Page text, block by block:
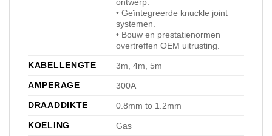
ontwerp.
• Geïntegreerde knuckle joint
systemen.
• Bouw en prestatienormen
overtreffen OEM uitrusting.
KABELLENGTE
3m, 4m, 5m
AMPERAGE
300A
DRAADDIKTE
0.8mm to 1.2mm
KOELING
Gas